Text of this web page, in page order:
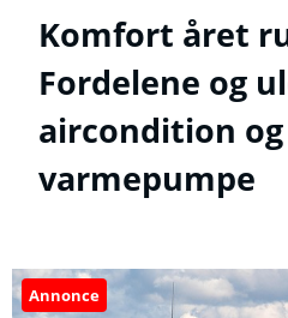
Komfort året
Fordelene og
aircondition og
varmepumpe
Annonce